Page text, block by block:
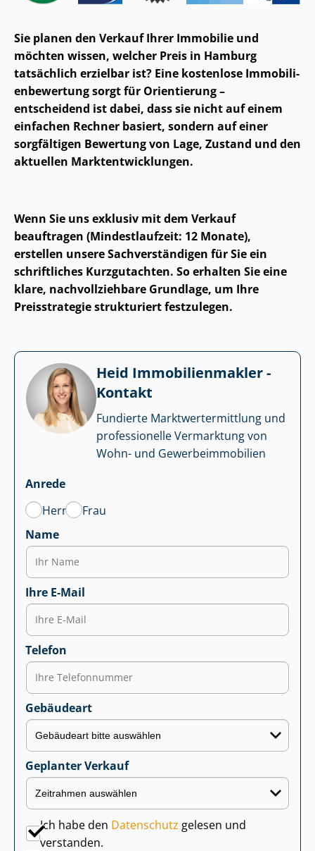
Sie planen den Verkauf Ihrer Immobilie und
möchten wissen, welcher Preis in Hamburg
tatsächlich erzielbar ist? Eine kostenlose Im­mo­bi­li­
en­be­wer­tung sorgt für Orientierung –
entscheidend ist dabei, dass sie nicht auf einem
einfachen Rechner basiert, sondern auf einer
sorgfältigen Bewertung von Lage, Zustand und den
aktuellen Markt­ent­wick­lun­gen.
Wenn Sie uns exklusiv mit dem Verkauf
beauftragen (Mindestlaufzeit: 12 Monate),
erstellen unsere Sach­ver­stän­di­gen für Sie ein
schriftliches Kurzgutachten. So erhalten Sie eine
klare, nach­voll­zieh­ba­re Grundlage, um Ihre
Preisstrategie strukturiert festzulegen.
Heid Im­mo­bi­li­en­mak­ler -
Kontakt
Fundierte Markt­wert­ermitt­lung und
professionelle Vermarktung von
Wohn- und Ge­wer­be­im­mo­bi­li­en
Anrede
Herr
Frau
Name
Ihre E-Mail
Telefon
Gebäudeart
Geplanter Verkauf
Ich habe den Datenschutz gelesen und
verstanden.